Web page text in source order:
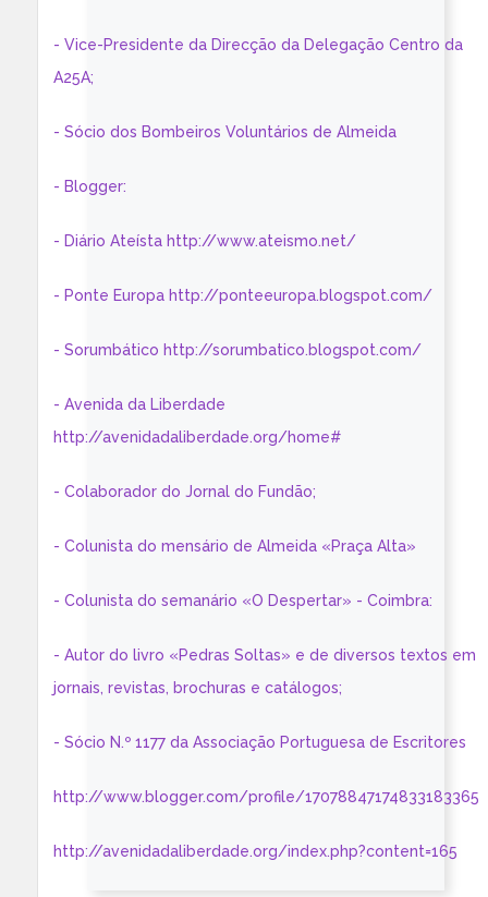
- Vice-Presidente da Direcção da Delegação Centro da
A25A;
- Sócio dos Bombeiros Voluntários de Almeida
- Blogger:
- Diário Ateísta http://www.ateismo.net/
- Ponte Europa http://ponteeuropa.blogspot.com/
- Sorumbático http://sorumbatico.blogspot.com/
- Avenida da Liberdade
http://avenidadaliberdade.org/home#
- Colaborador do Jornal do Fundão;
- Colunista do mensário de Almeida «Praça Alta»
- Colunista do semanário «O Despertar» - Coimbra:
- Autor do livro «Pedras Soltas» e de diversos textos em
jornais, revistas, brochuras e catálogos;
- Sócio N.º 1177 da Associação Portuguesa de Escritores
http://www.blogger.com/profile/17078847174833183365
http://avenidadaliberdade.org/index.php?content=165